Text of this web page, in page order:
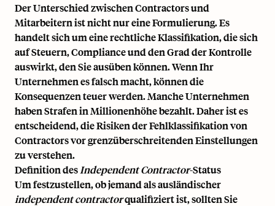
Der Unterschied zwischen Contractors und
Mitarbeiternist nicht nur eine Formulierung. Es
handelt sich um eine rechtliche Klassifikation, die sich
auf Steuern, Compliance und den Grad der Kontrolle
auswirkt, den Sie ausüben können. Wenn Ihr
Unternehmen es falsch macht, können die
Konsequenzen teuer werden. Manche Unternehmen
haben Strafen in Millionenhöhe bezahlt. Daher ist es
entscheidend, dieRisiken der Fehlklassifikation von
Contractorsvor grenzüberschreitenden Einstellungen
zu verstehen.
Definition des Independent Contractor-Status
Um festzustellen, ob jemand als ausländischer
independent contractorqualifiziert ist, sollten Sie